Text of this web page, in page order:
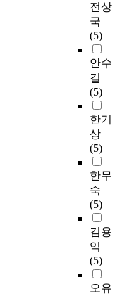
전상
국
(5)
안수
길
(5)
한기
상
(5)
한무
숙
(5)
김용
익
(5)
오유